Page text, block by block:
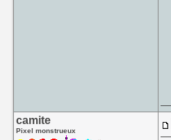
camite
Pixel monstrueux